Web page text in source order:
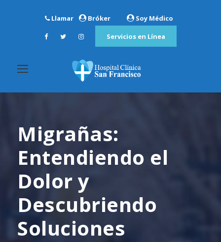
Llamar Bróker Soy Médico
Servicios en Línea
Migrañas:
Entendiendo el
Dolor y
Descubriendo
Soluciones